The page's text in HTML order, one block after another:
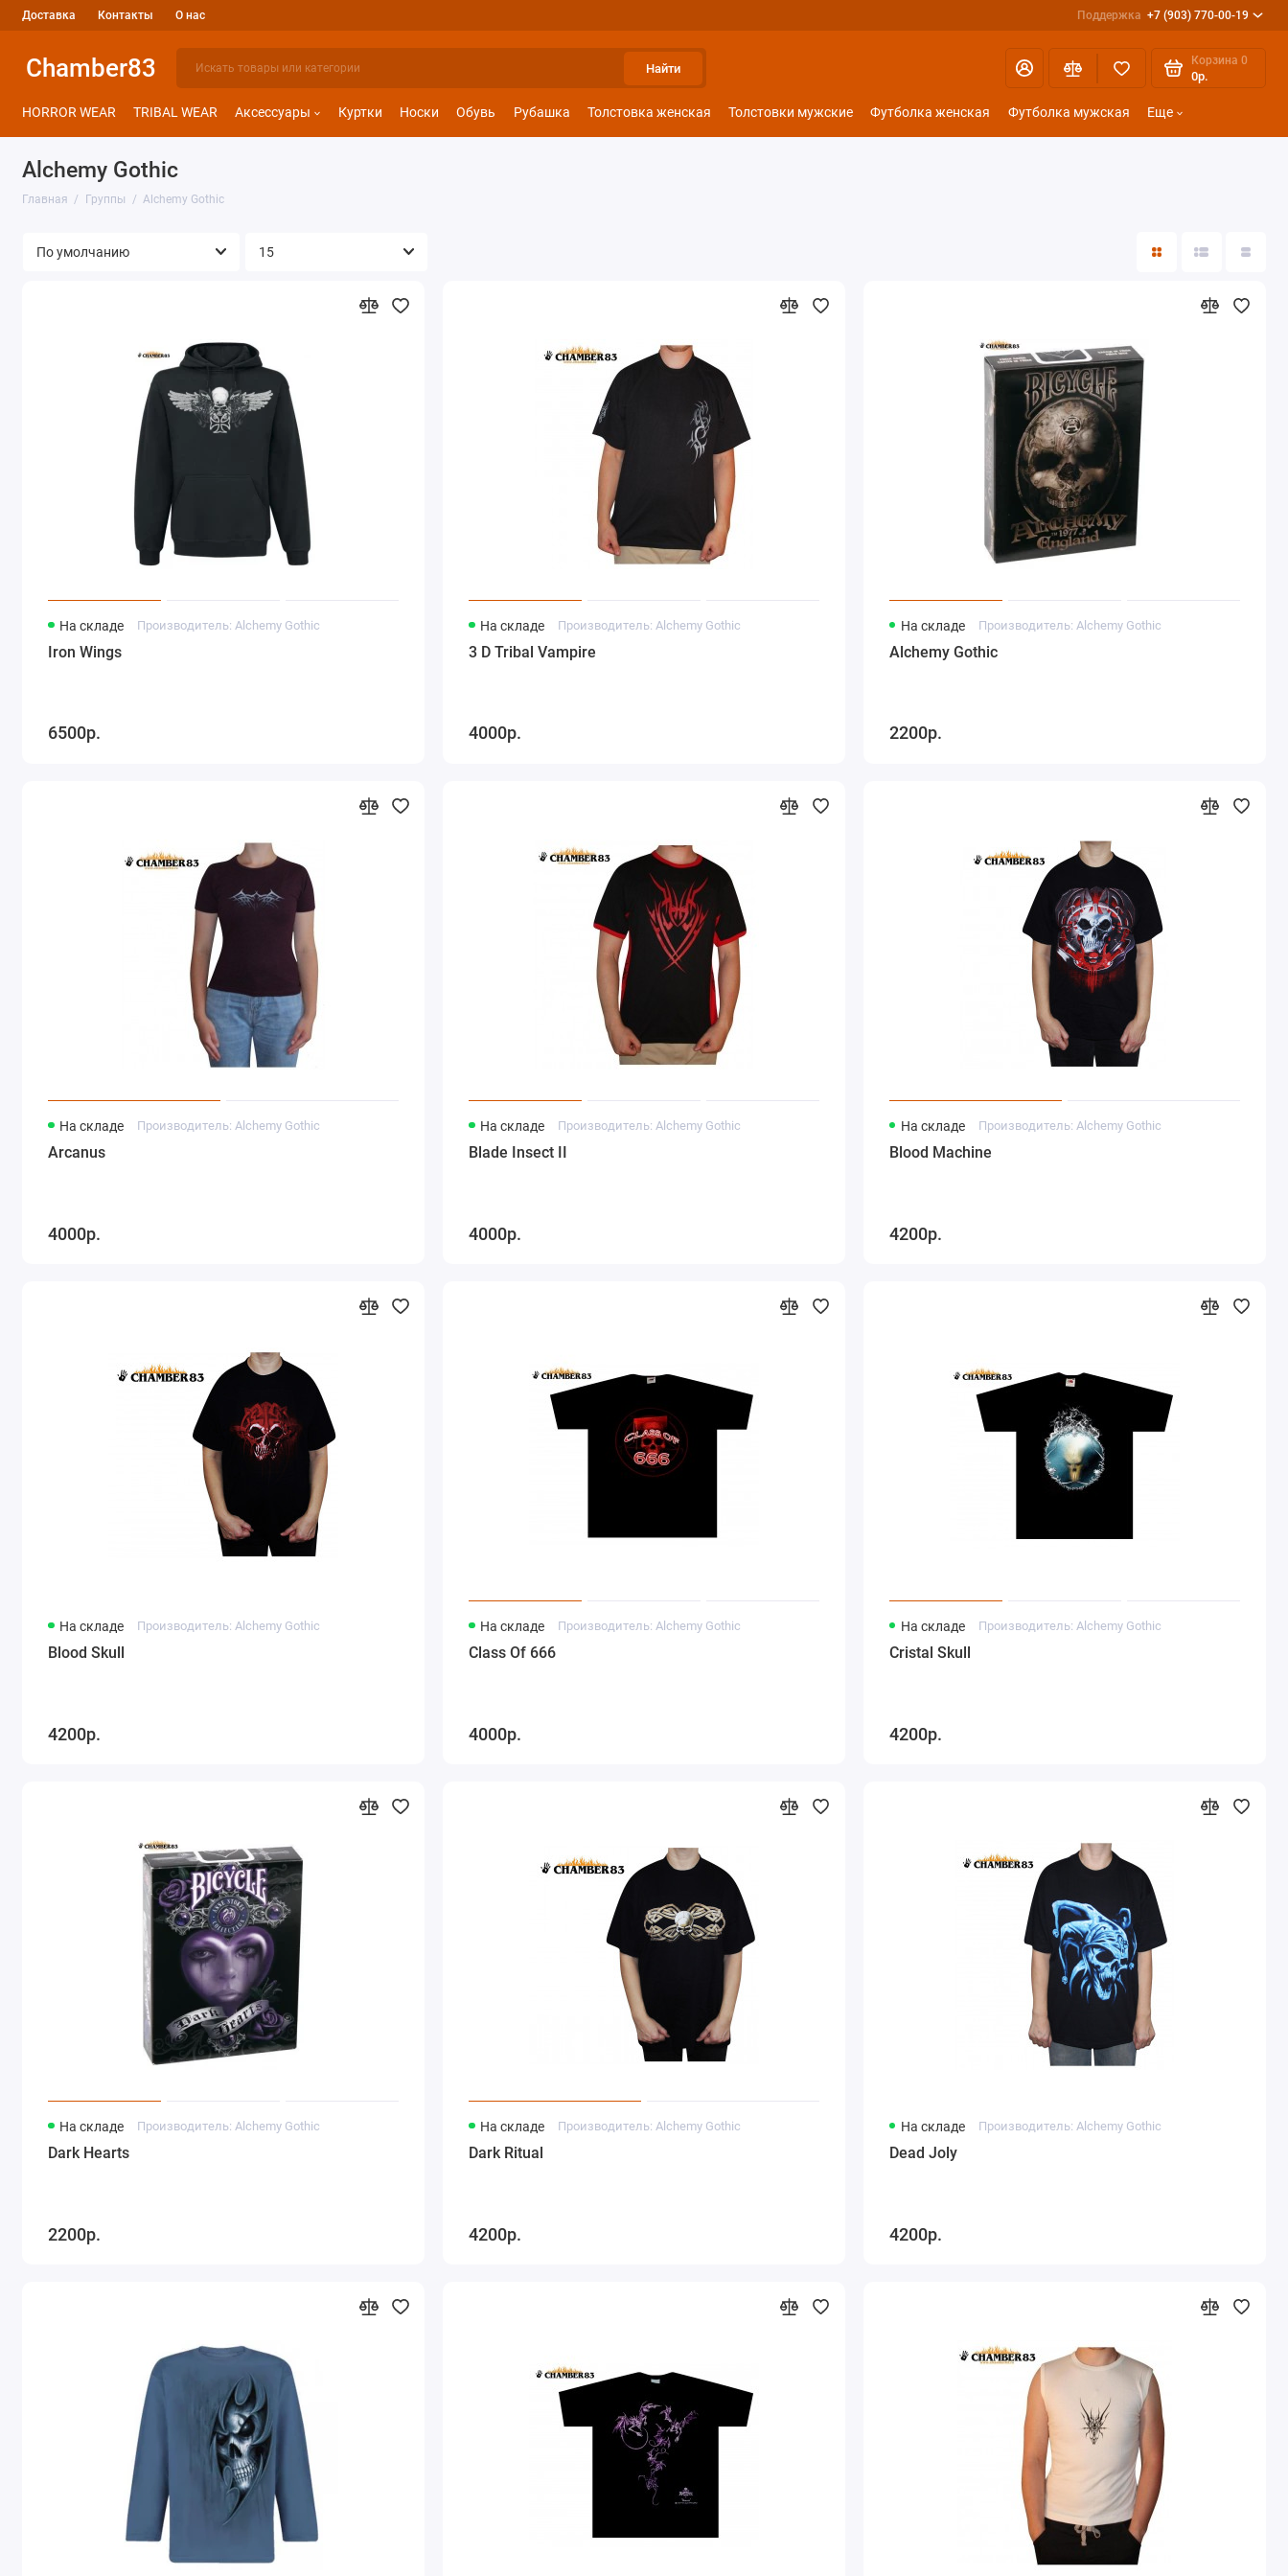
Доставка Контакты О нас Поддержка +7 (903) 770-00-19
Chamber83 Найти
Корзина 0
0р.
HORROR WEAR TRIBAL WEAR Аксессуары Куртки Носки Обувь Рубашка Толстовка женская Толстовки мужские Футболка женская Футболка мужская Еще
Alchemy Gothic
Главная Группы Alchemy Gothic
На складе Производитель: Alchemy Gothic
Iron Wings
6500р.
На складе Производитель: Alchemy Gothic
3 D Tribal Vampire
4000р.
На складе Производитель: Alchemy Gothic
Alchemy Gothic
2200р.
На складе Производитель: Alchemy Gothic
Arcanus
4000р.
На складе Производитель: Alchemy Gothic
Blade Insect II
4000р.
На складе Производитель: Alchemy Gothic
Blood Machine
4200р.
На складе Производитель: Alchemy Gothic
Blood Skull
4200р.
На складе Производитель: Alchemy Gothic
Class Of 666
4000р.
На складе Производитель: Alchemy Gothic
Cristal Skull
4200р.
На складе Производитель: Alchemy Gothic
Dark Hearts
2200р.
На складе Производитель: Alchemy Gothic
Dark Ritual
4200р.
На складе Производитель: Alchemy Gothic
Dead Joly
4200р.